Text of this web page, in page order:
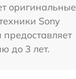
оригинальные
Sony
до 3 лет.